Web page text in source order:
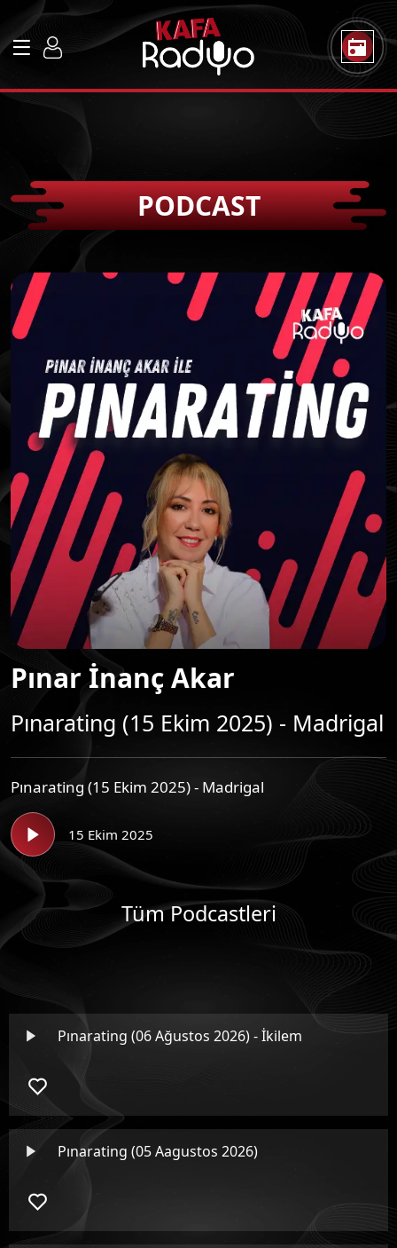
PODCAST
Pınar İnanç Akar
Pınarating (15 Ekim 2025) - Madrigal
Pınarating (15 Ekim 2025) - Madrigal
15 Ekim 2025
Tüm Podcastleri
Pınarating (06 Ağustos 2026) - İkilem
Pınarating (05 Aagustos 2026)